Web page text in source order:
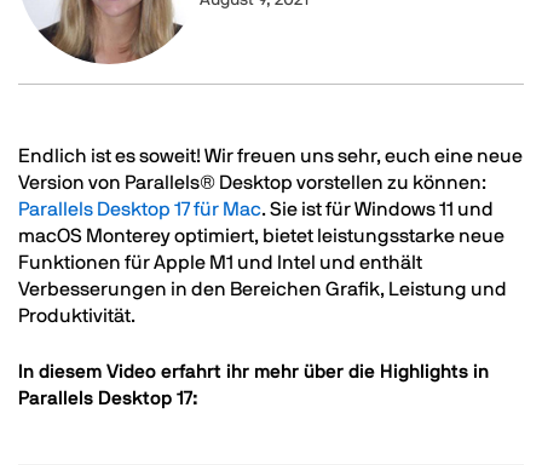
Text
Endlich ist es soweit! Wir freuen uns sehr, euch eine neue
Version von Parallels® Desktop vorstellen zu können:
Parallels Desktop 17 für Mac. Sie ist für Windows 11 und
macOS Monterey optimiert, bietet leistungsstarke neue
Funktionen für Apple M1 und Intel und enthält
Verbesserungen in den Bereichen Grafik, Leistung und
Produktivität.
In diesem Video erfahrt ihr mehr über die Highlights in
Parallels Desktop 17: